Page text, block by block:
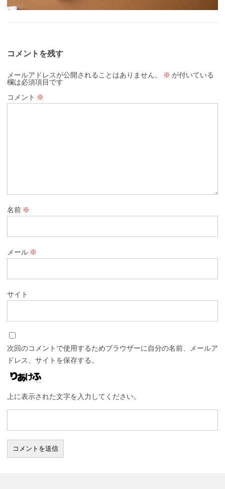
コメントを残す
メールアドレスが公開されることはありません。 ※ が付いている
欄は必須項目です
コメント ※
名前 ※
メール ※
サイト
次回のコメントで使用するためブラウザーに自分の名前、メールア
ドレス、サイトを保存する。
上に表示された文字を入力してください。